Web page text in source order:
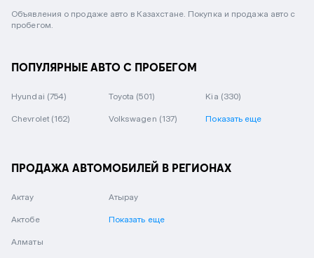
Объявления о продаже авто в Казахстане. Покупка и продажа авто с
пробегом.
ПОПУЛЯРНЫЕ АВТО С ПРОБЕГОМ
Hyundai (754) Toyota (501) Kia (330)
Chevrolet (162) Volkswagen (137) Показать еще
ПРОДАЖА АВТОМОБИЛЕЙ В РЕГИОНАХ
Актау
Актобе
Алматы
Атырау
Показать еще